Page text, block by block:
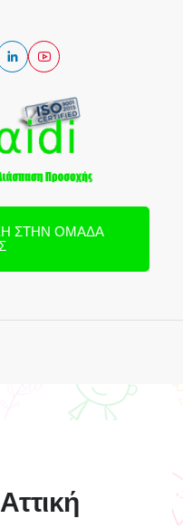
ΣΤΗΝ ΟΜΆΔΑ